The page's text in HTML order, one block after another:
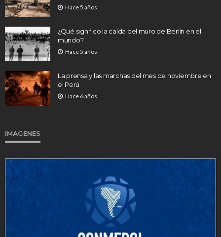
Hace 5 años
¿Qué significo la caída del muro de Berlín en el
mundo?
Hace 5 años
La prensa y las marchas del mes de noviembre en
el Perú
Hace 6 años
IMAGENES